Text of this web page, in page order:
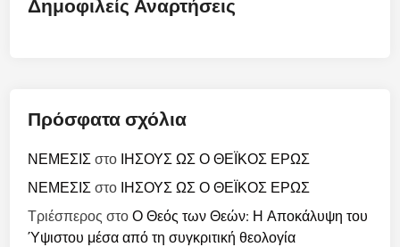
Δημοφιλείς Αναρτήσεις
Πρόσφατα σχόλια
ΝΕΜΕΣΙΣ στο ΙΗΣΟΥΣ ΩΣ Ο ΘΕΪΚΟΣ ΕΡΩΣ
ΝΕΜΕΣΙΣ στο ΙΗΣΟΥΣ ΩΣ Ο ΘΕΪΚΟΣ ΕΡΩΣ
Τριέσπερος στοΟ Θεός των Θεών: Η Αποκάλυψη του
Ύψιστου μέσα από τη συγκριτική θεολογία